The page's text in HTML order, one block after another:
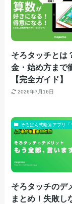
そろタッチとは
金・始め方まで
【完全ガイド】
2026年7月16日
そろばん式暗算アプリ「
そろタッチのデ
まとめ！失敗し